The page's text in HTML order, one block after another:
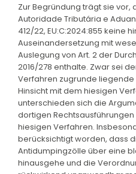
Zur Begründung trägt sie vor,
Autoridade Tributária e
412/22, EU:C:2024:855 keine
Auseinandersetzung mit
Auslegung von Art. 2 der
2016/278 enthalte. Zwar sei
Verfahren zugrunde
Hinsicht mit dem hiesigen
unterschieden sich die
dortigen
hiesigen Verfahren.
berücksichtigt worden, dass
Antidumpingzölle über eine
hinausgehe und die